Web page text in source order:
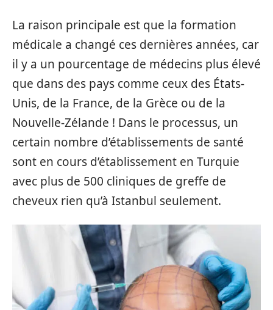
La raison principale est que la formation
médicale a changé ces dernières années, car
il y a un pourcentage de médecins plus élevé
que dans des pays comme ceux des États-
Unis, de la France, de la Grèce ou de la
Nouvelle-Zélande ! Dans le processus, un
certain nombre d’établissements de santé
sont en cours d’établissement en Turquie
avec plus de 500 cliniques de greffe de
cheveux rien qu’à Istanbul seulement.